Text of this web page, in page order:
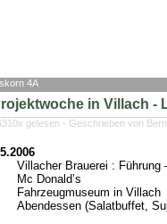
4A
in Villach -
gelesen - Geschrieben von
Villacher Brauerei : Führung
Mc Donald’s
Fahrzeugmuseum in Villach
Abendessen (Salatbuffet,